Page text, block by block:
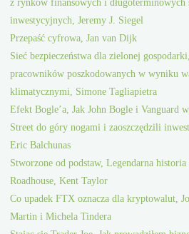
inwestycyjnych, Jeremy J. Siegel
Przepaść cyfrowa, Jan van Dijk
Sieć bezpieczeństwa dla zielonej
pracowników poszkodowanych w wyniku
klimatycznymi, Simone Tagliapietra
Efekt Bogle’a, Jak John Bogle i Vanguard
Street do góry nogami i zaoszczędzili
Eric Balchunas
Stworzone od podstaw, Legendarna historia
Roadhouse, Kent Taylor
Co upadek FTX oznacza dla kryptowalut,
Martin i Michela Tindera